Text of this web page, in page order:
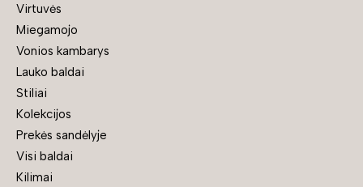
Virtuvės
Miegamojo
Vonios kambarys
Lauko baldai
Stiliai
Kolekcijos
Prekės sandėlyje
Visi baldai
Kilimai